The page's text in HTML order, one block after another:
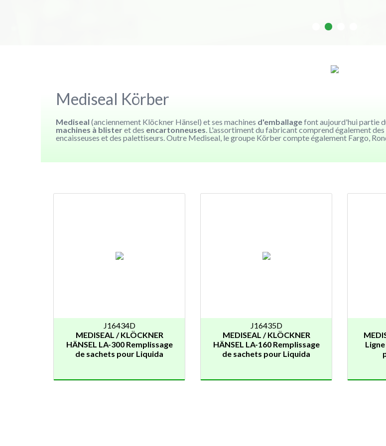
Mediseal Körber
Mediseal (anciennement Klöckner Hänsel) et ses machines d'emballagefont aujourd'hui partie
machines à blisteret des encartonneuses . L'assortiment du fabricant comprend également des
encaisseuses et des palettiseurs. Outre Mediseal, le groupe Körber compte également Fargo,
J16434D
MEDISEAL / KLÖCKNER
HÄNSEL LA-300 Remplissage
de sachets pour Liquida
J16435D
MEDISEAL / KLÖCKNER
HÄNSEL LA-160 Remplissage
de sachets pour Liquida